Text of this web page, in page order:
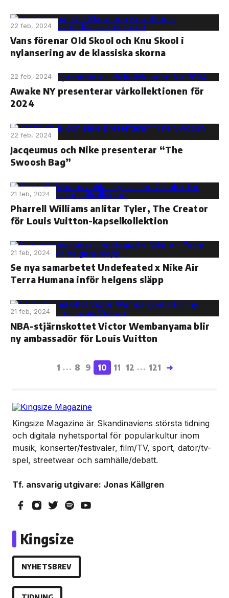
22 feb, 2024
Vans förenar Old Skool och Knu Skool i
nylansering av de klassiska skorna
22 feb, 2024
Awake NY presenterar vårkollektionen för
2024
22 feb, 2024
Jacqeumus och Nike presenterar “The
Swoosh Bag”
21 feb, 2024
Pharrell Williams anlitar Tyler, The Creator
för Louis Vuitton-kapselkollektion
21 feb, 2024
Se nya samarbetet Undefeated x Nike Air
Terra Humana inför helgens släpp
21 feb, 2024
NBA-stjärnskottet Victor Wembanyama blir
ny ambassadör för Louis Vuitton
1 ... 8 9 10 11 12 ... 121 ➜
Kingsize Magazine är Skandinaviens största tidning
och digitala nyhetsportal för populärkultur inom
musik, konserter/festivaler, film/TV, sport, dator/tv-
spel, streetwear och samhälle/debatt.
Tf. ansvarig utgivare: Jonas Källgren
Kingsize
NYHETSBREV